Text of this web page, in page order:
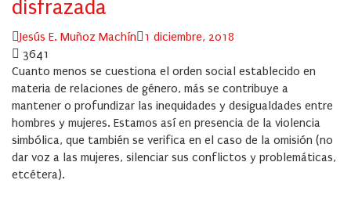
disfrazada
Author
Jesús E. Muñoz Machín
Posted
1 diciembre, 2018
3641
Cuanto menos se cuestiona el orden social establecido en
materia de relaciones de género, más se contribuye a
mantener o profundizar las inequidades y desigualdades entre
hombres y mujeres. Estamos así en presencia de la violencia
simbólica, que también se verifica en el caso de la omisión (no
dar voz a las mujeres, silenciar sus conflictos y problemáticas,
etcétera).